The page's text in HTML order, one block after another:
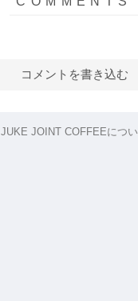
コメントを書き込む
JUKE JOINT COFFEEにつ